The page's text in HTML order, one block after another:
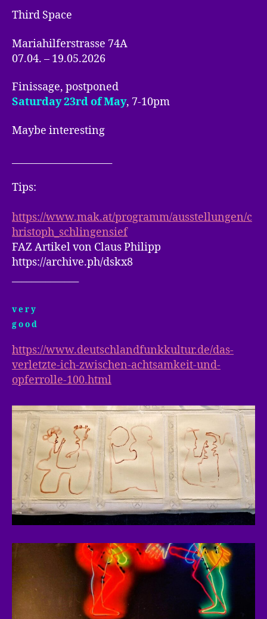
Third Space
Mariahilferstrasse 74A
07.04. – 19.05.2026
Finissage, postponed
Saturday 23rd of May, 7-10pm
Maybe interesting
Tips:
https://www.mak.at/programm/ausstellungen/c
hristoph_schlingensief
FAZ Artikel von Claus Philipp
https://archive.ph/dskx8
v e r y
g o o d
https://www.deutschlandfunkkultur.de/das-
verletzte-ich-zwischen-achtsamkeit-und-
opferrolle-100.html